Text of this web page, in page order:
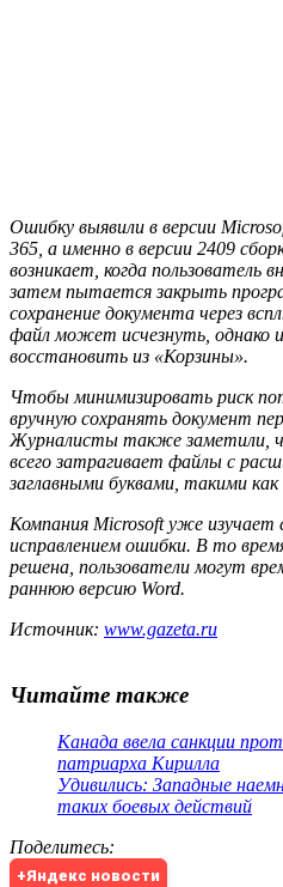
Ошибку выявили в версии
365, а именно в версии 2409
возникает, когда пользователь
затем пытается закрыть
сохранение документа через
файл может исчезнуть, однако
восстановить из «Корзины».
Чтобы минимизировать риск
вручную сохранять документ
Журналисты также заметили,
всего затрагивает файлы с
заглавными буквами, такими
Компания Microsoft уже
исправлением ошибки. В то
решена, пользователи могут
раннюю версию Word.
Источник: www.gazeta.ru
Читайте также
Канада ввела санкции
патриарха Кирилла
Удивились: Западные
таких боевых действий
Поделитесь:
+Яндекс новости